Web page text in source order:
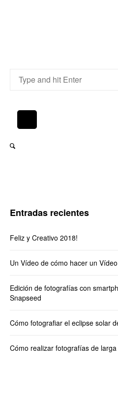
Entradas recientes
Feliz y Creativo 2018!
Un Vídeo de cómo hacer un Vídeo
Edición de fotografías con
Snapseed
Cómo fotografiar el eclipse solar
Cómo realizar fotografías de